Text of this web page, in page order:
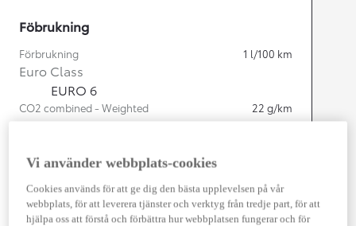
Föbrukning
Förbrukning 1 l/100 km
Euro Class
EURO 6
CO2 combined - Weighted 22 g/km
Motor
Cylindrar
Kapacitet
2 487 cc
Effekt
225kw (306 hk)
Vi använder webbplats-cookies
Cookies används för att ge dig den bästa upplevelsen på vår
webbplats, för att leverera tjänster och verktyg från tredje part, för att
hjälpa oss att förstå och förbättra hur webbplatsen fungerar och för